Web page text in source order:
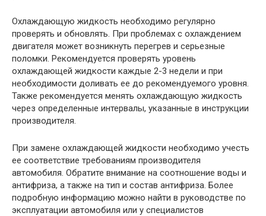
Охлаждающую жидкость необходимо регулярно
проверять и обновлять. При проблемах с охлаждением
двигателя может возникнуть перегрев и серьезные
поломки. Рекомендуется проверять уровень
охлаждающей жидкости каждые 2-3 недели и при
необходимости доливать ее до рекомендуемого уровня.
Также рекомендуется менять охлаждающую жидкость
через определенные интервалы, указанные в инструкции
производителя.
При замене охлаждающей жидкости необходимо учесть
ее соответствие требованиям производителя
автомобиля. Обратите внимание на соотношение воды и
антифриза, а также на тип и состав антифриза. Более
подробную информацию можно найти в руководстве по
эксплуатации автомобиля или у специалистов